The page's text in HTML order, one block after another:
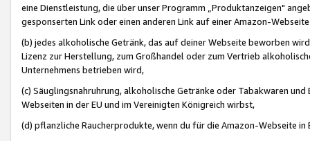
eine Dienstleistung, die über unser Programm „Produktanzeigen"
gesponserten Link oder einen anderen Link auf einer Amazon-
(b) jedes alkoholische Getränk, das auf deiner Webseite beworben
Lizenz zur Herstellung, zum Großhandel oder zum Vertrieb
Unternehmens betrieben wird,
(c) Säuglingsnahruhrung, alkoholische Getränke oder Tabakwaren
Webseiten in der EU und im Vereinigten Königreich wirbst,
(d) pflanzliche Raucherprodukte, wenn du für die Amazon-Webseite in